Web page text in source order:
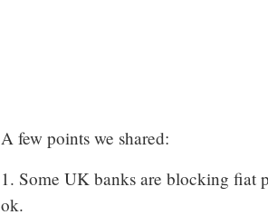
A few points we shared:
1. Some UK banks are blocking fiat
ok.